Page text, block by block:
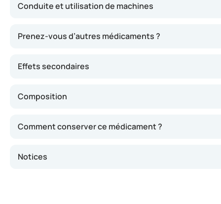
Conduite et utilisation de machines
Prenez-vous d’autres médicaments ?
Effets secondaires
Composition
Comment conserver ce médicament ?
Notices